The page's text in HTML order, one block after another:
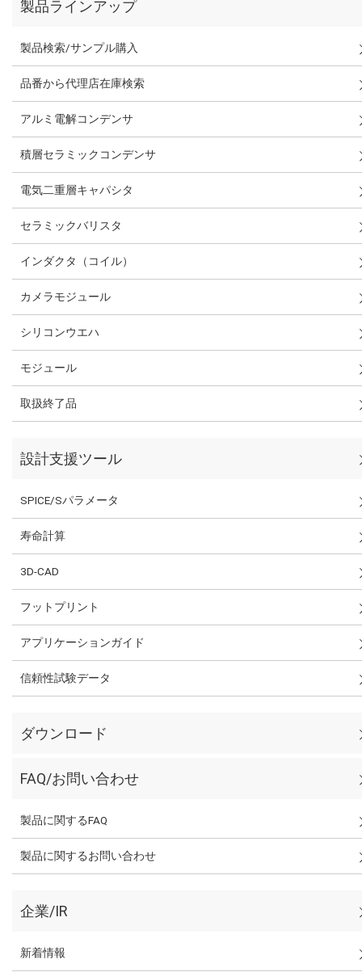
製品ラインアップ
製品検索/サンプル購入
品番から代理店在庫検索
アルミ電解コンデンサ
積層セラミックコンデンサ
電気二重層キャパシタ
セラミックバリスタ
インダクタ（コイル）
カメラモジュール
シリコンウエハ
モジュール
取扱終了品
設計支援ツール
SPICE/Sパラメータ
寿命計算
3D-CAD
フットプリント
アプリケーションガイド
信頼性試験データ
ダウンロード
FAQ/お問い合わせ
製品に関するFAQ
製品に関するお問い合わせ
企業/IR
新着情報